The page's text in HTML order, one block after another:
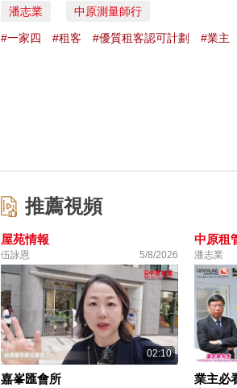
潘志業 中原測量師行
#一家四 #租客 #優質租客認可計劃 #業主
推薦視頻
屋苑情報
伍詠恩 5/8/2026
02:10
嘉峯匯會所
中原租
潘志業
業主必